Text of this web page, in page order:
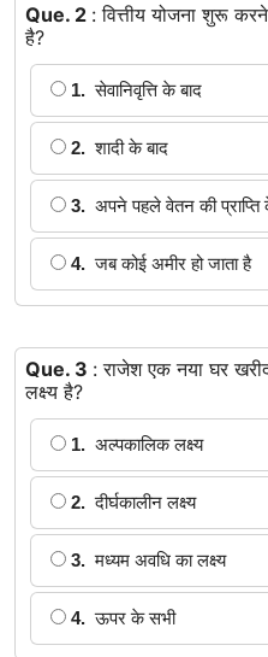
Que. 2 : वित्तीय योजना शुरू
है?
1. सेवानिवृत्ति के बाद
2. शादी के बाद
3. अपने पहले वेतन की प्राप्ति
4. जब कोई अमीर हो जाता है
Que. 3 : राजेश एक नया घर
लक्ष्य है?
1. अल्पकालिक लक्ष्य
2. दीर्घकालीन लक्ष्य
3. मध्यम अवधि का लक्ष्य
4. ऊपर के सभी